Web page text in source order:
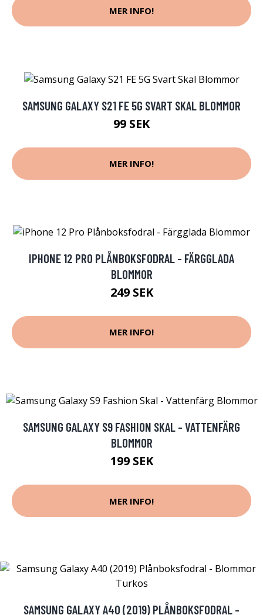
MER INFO!
SAMSUNG GALAXY S21 FE 5G SVART SKAL BLOMMOR
99 SEK
MER INFO!
IPHONE 12 PRO PLÅNBOKSFODRAL - FÄRGGLADA
BLOMMOR
249 SEK
MER INFO!
SAMSUNG GALAXY S9 FASHION SKAL - VATTENFÄRG
BLOMMOR
199 SEK
MER INFO!
SAMSUNG GALAXY A40 (2019) PLÅNBOKSFODRAL -